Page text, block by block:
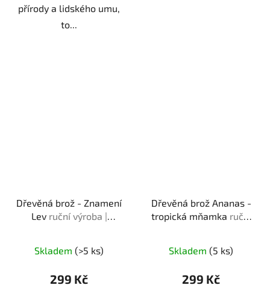
přírody a lidského umu,
to...
Dřevěná brož - Znamení
Lev ruční výroba |
horoskopu
Skladem (>5 ks)
299 Kč
Dřevěná brož Ananas -
tropická mňamka ruční
ovoce
Skladem (5 ks)
299 Kč